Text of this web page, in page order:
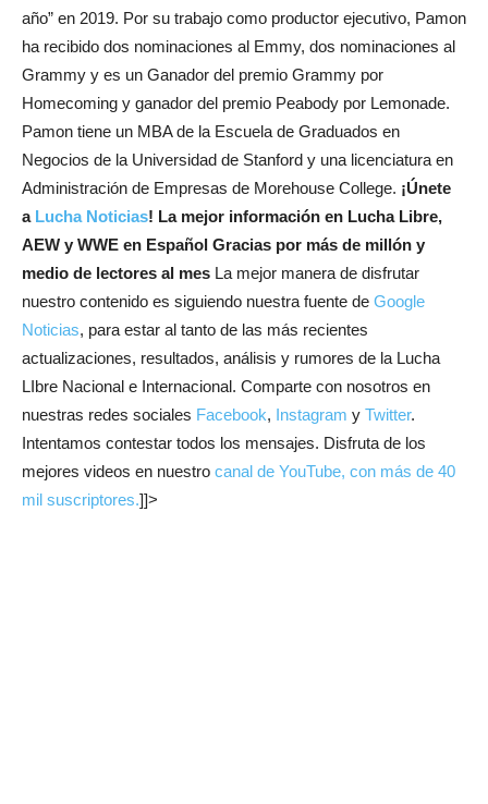
año” en 2019. Por su trabajo como productor ejecutivo, Pamon
ha recibido dos nominaciones al Emmy, dos nominaciones al
Grammy y es un Ganador del premio Grammy por
Homecoming y ganador del premio Peabody por Lemonade.
Pamon tiene un MBA de la Escuela de Graduados en
Negocios de la Universidad de Stanford y una licenciatura en
Administración de Empresas de Morehouse College. ¡Únete
a Lucha Noticias! La mejor información en Lucha Libre,
AEW y WWE en Español Gracias por más de millón y
medio de lectores al mes La mejor manera de disfrutar
nuestro contenido es siguiendo nuestra fuente de Google
Noticias, para estar al tanto de las más recientes
actualizaciones, resultados, análisis y rumores de la Lucha
LIbre Nacional e Internacional. Comparte con nosotros en
nuestras redes sociales Facebook, Instagram y Twitter.
Intentamos contestar todos los mensajes. Disfruta de los
mejores videos en nuestro canal de YouTube, con más de 40
mil suscriptores.]]>